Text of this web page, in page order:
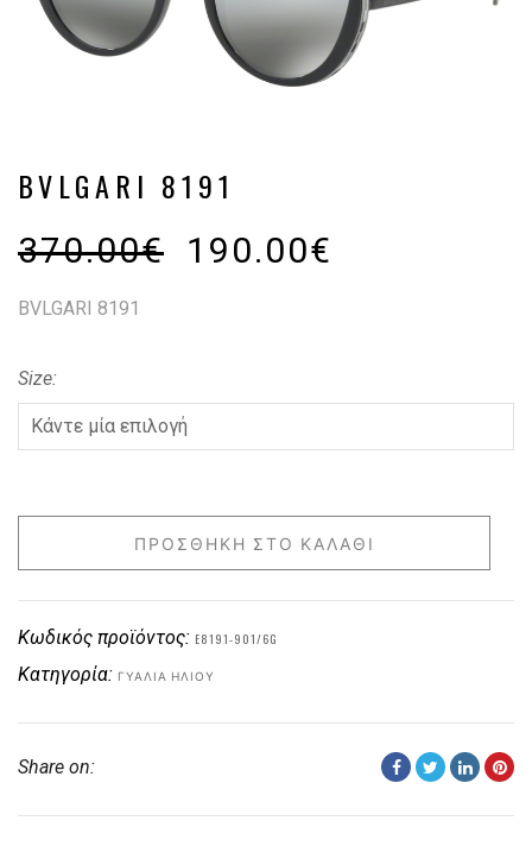
BVLGARI 8191
370.00€ 190.00€
BVLGARI 8191
Size
ΠΡΟΣΘΉΚΗ ΣΤΟ ΚΑΛΆΘΙ
Κωδικός προϊόντος: E8191-901/6G
Κατηγορία: ΓΥΑΛΙΆ ΗΛΊΟΥ
Share on: